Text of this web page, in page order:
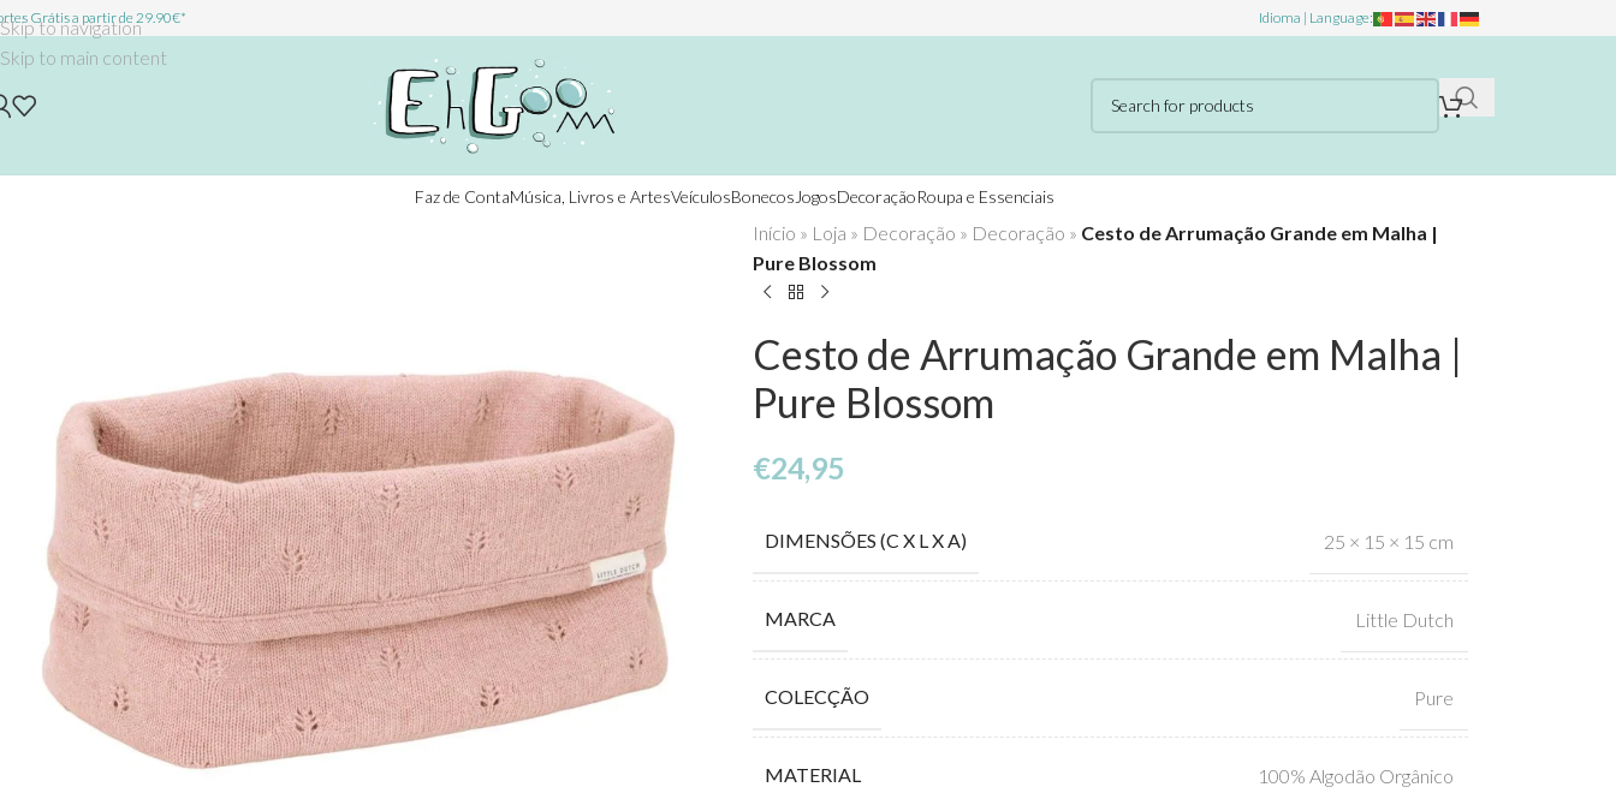
Skip to navigation
Skip to main content
Grátis a partir de 29.90€* Idioma | Language:
Faz de ContaMúsica, Livros e ArtesVeículosBonecos JogosDecoraçãoRoupa e Essenciais
Início » Loja » Decoração » Decoração » Cesto de Arrumação Grande em Malha |
Pure Blossom
Cesto de Arrumação Grande em Malha |
Pure Blossom
€24,95
DIMENSÕES (C X L X A) 25 × 15 × 15 cm
MARCA Little Dutch
COLECÇÃO Pure
MATERIAL 100% Algodão Orgânico